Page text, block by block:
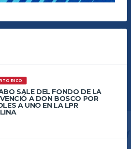
RICO
SALE DEL FONDO DE LA
A DON BOSCO POR
A UNO EN LA LPR